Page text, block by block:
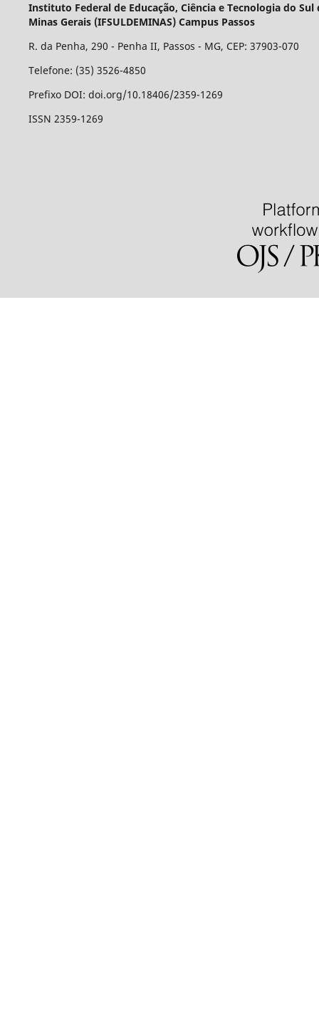
Instituto Federal de Educação, Ciência e Tecnologia do Sul
Minas Gerais (IFSULDEMINAS) Campus Passos
R. da Penha, 290 - Penha II, Passos - MG, CEP: 37903-070
Telefone: (35) 3526-4850
Prefixo DOI: doi.org/10.18406/2359-1269
ISSN 2359-1269